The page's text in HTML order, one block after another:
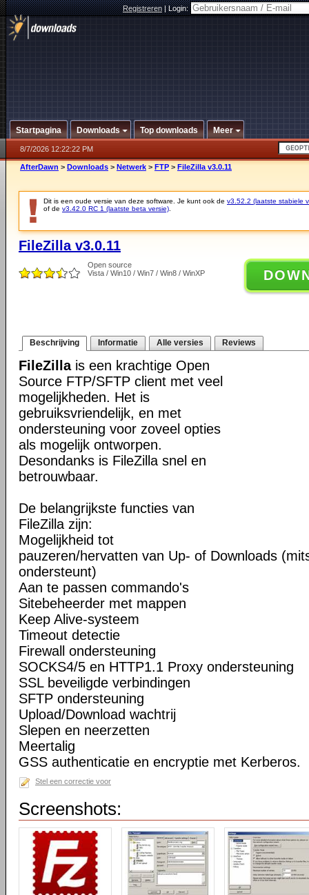
Registreren|Login:
Startpagina Downloads Top downloads Meer
8/7/2026 12:22:22 PM
AfterDawn > Downloads > Netwerk > FTP > FileZilla v3.0.11
Dit is een oude versie van deze software. Je kunt ook de v3.52.2 (laatste stabiele
of de v3.42.0 RC 1 (laatste beta versie)
FileZilla v3.0.11
Open source
Vista / Win10 / Win7 / Win8 / WinXP
Beschrijving Informatie Alle versies Reviews
FileZillais een krachtige Open
Source FTP/SFTP client met veel
mogelijkheden. Het is
gebruiksvriendelijk, en met
ondersteuning voor zoveel opties
als mogelijk ontworpen.
Desondanks is FileZilla snel en
betrouwbaar.
De belangrijkste functies van
FileZilla zijn:
Mogelijkheid tot
pauzeren/hervatten van Up- of Downloads
ondersteunt)
Aan te passen commando's
Sitebeheerder met mappen
Keep Alive-systeem
Timeout detectie
Firewall ondersteuning
SOCKS4/5 en HTTP1.1 Proxy ondersteuning
SSL beveiligde verbindingen
SFTP ondersteuning
Upload/Download wachtrij
Slepen en neerzetten
Meertalig
GSS authenticatie en encryptie met Kerberos.
Stel een correctie voor
Screenshots: